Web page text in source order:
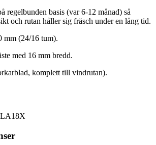
regelbunden basis (var 6-12 månad) så
och rutan håller sig fräsch under en lång tid.
mm (24/16 tum).
med 16 mm bredd.
komplett till vindrutan).